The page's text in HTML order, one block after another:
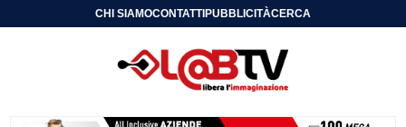
CHI SIAMOCONTATTIPUBBLICITÀCERCA